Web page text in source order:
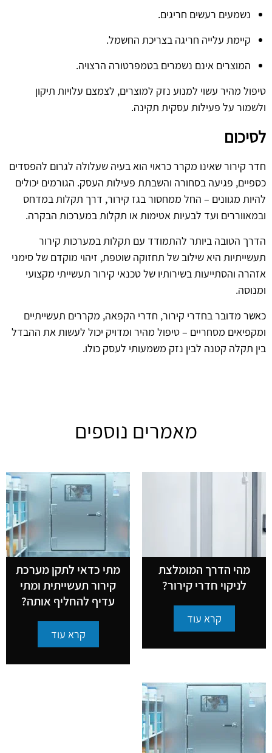
נשמעים רעשים חריגים.
קיימת עלייה חריגה בצריכת החשמל.
המוצרים אינם נשמרים בטמפרטורה הרצויה.
טיפול מהיר עשוי למנוע נזק למוצרים, לצמצם עלויות תיקון
ולשמור על פעילות עסקית תקינה.
לסיכום
חדר קירור שאינו מקרר כראוי הוא בעיה שעלולה לגרום להפסדים
כספיים, פגיעה בסחורה והשבתת פעילות העסק. הגורמים יכולים
להיות מגוונים – החל ממחסור בגז קירור, דרך תקלות במדחס
ובמאווררים ועד לבעיות אטימות או תקלות במערכות הבקרה.
הדרך הטובה ביותר להתמודד עם תקלות במערכות קירור
תעשייתיות היא שילוב של תחזוקה שוטפת, זיהוי מוקדם של סימני
אזהרה והסתייעות בשירותיו של טכנאי קירור תעשייתי מקצועי
ומנוסה.
כאשר מדובר בחדרי קירור, חדרי הקפאה, מקררים תעשייתיים
ומקפיאים מסחריים – טיפול מהיר ומדויק יכול לעשות את ההבדל
בין תקלה קטנה לבין נזק משמעותי לעסק כולו.
מאמרים נוספים
מהי הדרך המומלצת
לניקוי חדרי קירור?
קרא עוד
מתי כדאי לתקן מערכת
קירור תעשייתית ומתי
עדיף להחליף אותה?
קרא עוד